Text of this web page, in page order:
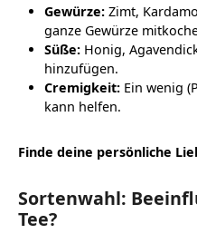
Gewürze:Zimt,
ganze Gewürze
Süße:Honig,
hinzufügen.
Cremigkeit:Ein wenig
kann helfen.
Finde deine persönliche
Sortenwahl:
Tee?